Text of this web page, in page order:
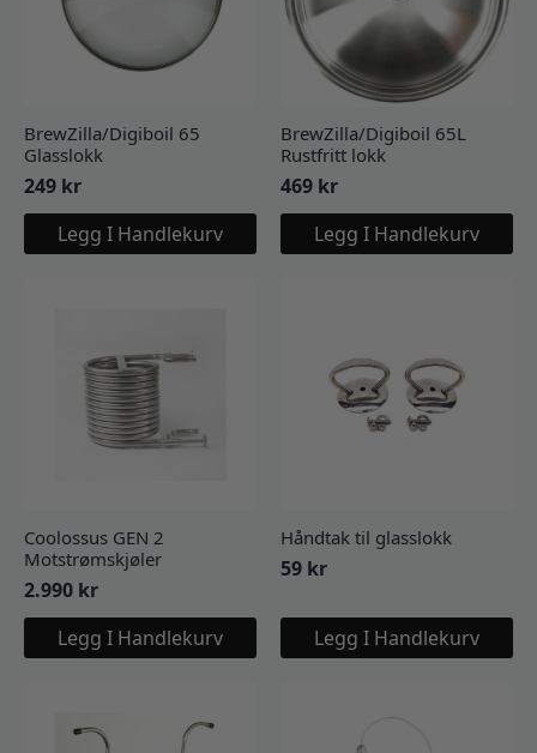
BrewZilla/Digiboil 65
Glasslokk
249 kr
Legg I Handlekurv
BrewZilla/Digiboil 65L
Rustfritt lokk
469 kr
Legg I Handlekurv
Coolossus GEN 2
Motstrømskjøler
2.990 kr
Legg I Handlekurv
Håndtak til glasslokk
59 kr
Legg I Handlekurv